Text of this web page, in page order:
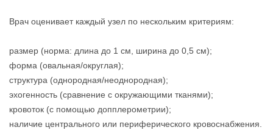
Врач оценивает каждый узел по нескольким критериям:
размер (норма: длина до 1 см, ширина до 0,5 см);
форма (овальная/округлая);
структура (однородная/неоднородная);
эхогенность (сравнение с окружающими тканями);
кровоток (с помощью допплерометрии);
наличие центрального или периферического кровоснабжения.